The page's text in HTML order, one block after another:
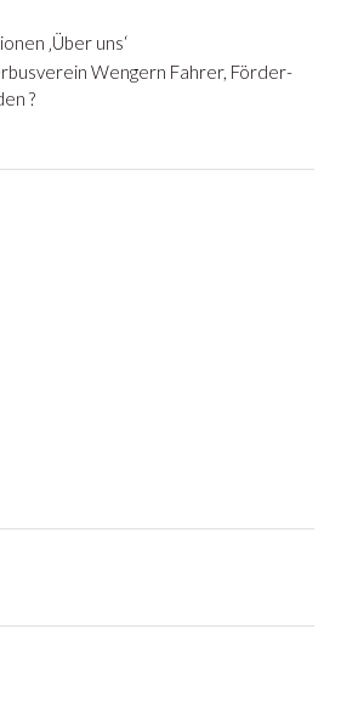
‚Über uns‘
Wengern Fahrer, Förder-
?